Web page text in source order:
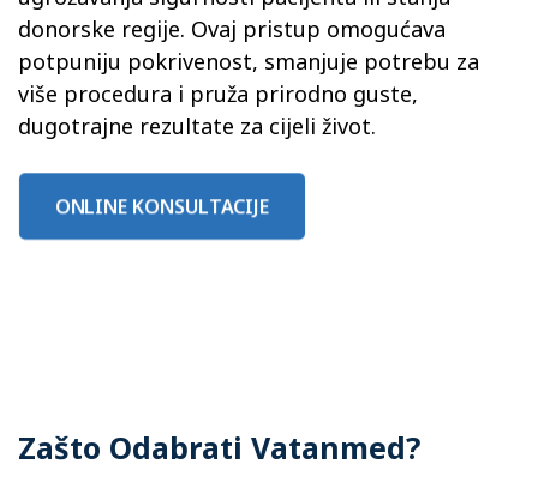
donorske regije. Ovaj pristup omogućava
potpuniju pokrivenost, smanjuje potrebu za
više procedura i pruža prirodno guste,
dugotrajne rezultate za cijeli život.
ONLINE KONSULTACIJE
Zašto Odabrati Vatanmed?